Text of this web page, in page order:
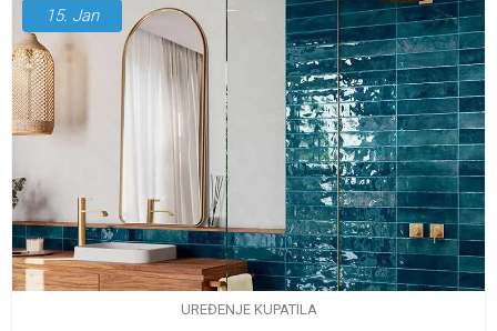
15. Jan
UREĐENJE KUPATILA